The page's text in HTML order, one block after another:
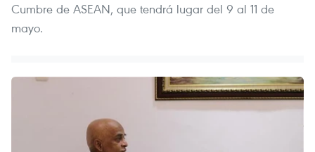
Cumbre de ASEAN, que tendrá lugar del 9 al 11 de
mayo. ​